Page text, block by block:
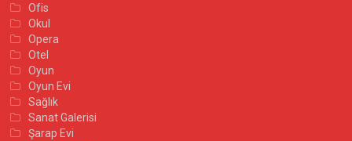
Ofis
Okul
Opera
Otel
Oyun
Oyun Evi
Sağlık
Sanat Galerisi
Şarap Evi